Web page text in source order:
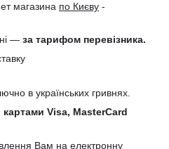
магазина по Києву -
— за тарифом перевізника.
в українських гривнях.
Visa, MasterCard
Вам на електронну